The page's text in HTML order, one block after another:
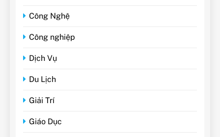
Công Nghệ
Công nghiệp
Dịch Vụ
Du Lịch
Giải Trí
Giáo Dục